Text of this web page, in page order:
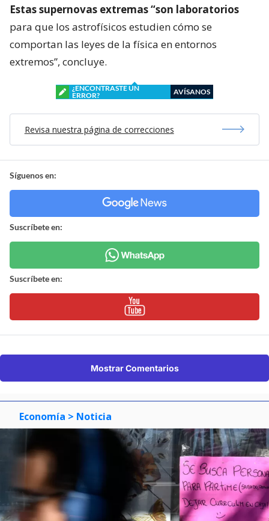
Estas supernovas extremas “son laboratorios
para que los astrofísicos estudien cómo se
comportan las leyes de la física en entornos
extremos”, concluye.
¿ENCONTRASTE UN
ERROR?
AVÍSANOS
Revisa nuestra página de correcciones
Síguenos en:
Suscríbete en:
Suscríbete en:
Mostrar Comentarios
Economía > Noticia